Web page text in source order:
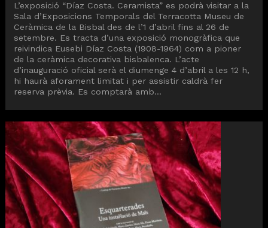
L’exposició “Díaz Costa. Ceramista” es podrà visitar a la
Sala d’Exposicions Temporals del Terracotta Museu de
Ceràmica de la Bisbal des de l’1 d’abril fins al 26 de
setembre. Es tracta d’una exposició monogràfica que
reivindica Eusebi Díaz Costa (1908-1964) com a pioner
de la ceràmica decorativa bisbalenca. L’acte
d’inauguració oficial serà el diumenge 4 d’abril a les 12 h,
hi haurà aforament limitat i per assistir caldrà fer
reserva prèvia. Es comptarà amb...